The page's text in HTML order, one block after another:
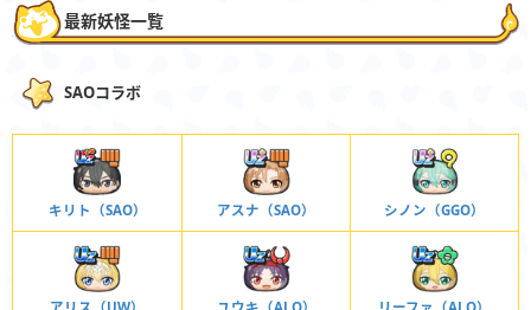
最新妖怪一覧
SAOコラボ
キリト（SAO） アスナ（SAO） シノン（GGO）